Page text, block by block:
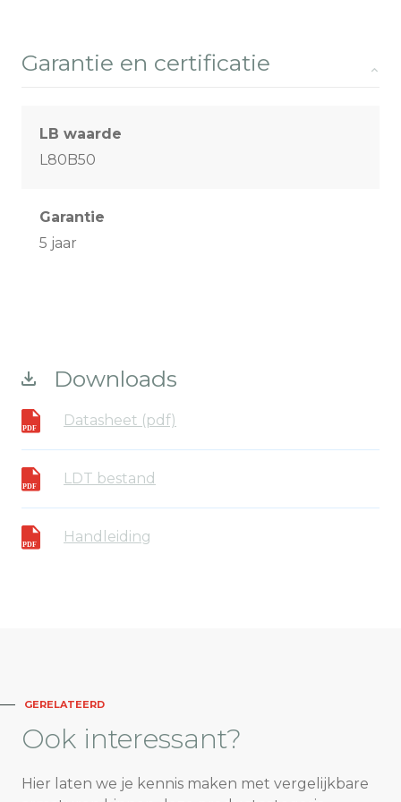
Garantie en certificatie
LB waarde
L80B50
Garantie
5 jaar
Downloads
Datasheet (pdf)
LDT bestand
Handleiding
GERELATEERD
Ook interessant?
Hier laten we je kennis maken met vergelijkbare